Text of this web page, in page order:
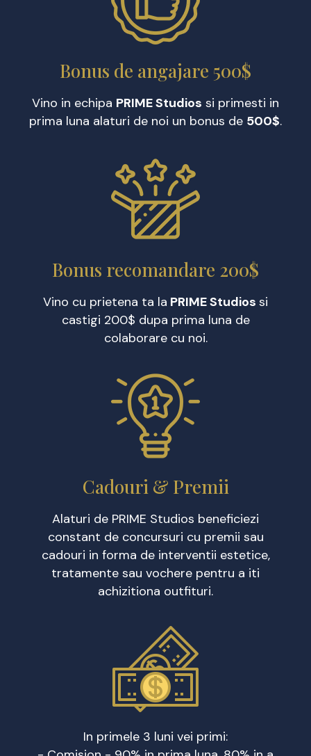
Bonus de angajare 500$
Vino in echipa PRIME Studios si primesti in
prima luna alaturi de noi un bonus de 500$.
Bonus recomandare 200$
Vino cu prietena ta la PRIME Studios si
castigi 200$ dupa prima luna de
colaborare cu noi.
Cadouri & Premii
Alaturi de PRIME Studios beneficiezi
constant de concursuri cu premii sau
cadouri in forma de interventii estetice,
tratamente sau vochere pentru a iti
achizitiona outfituri.
In primele 3 luni vei primi: